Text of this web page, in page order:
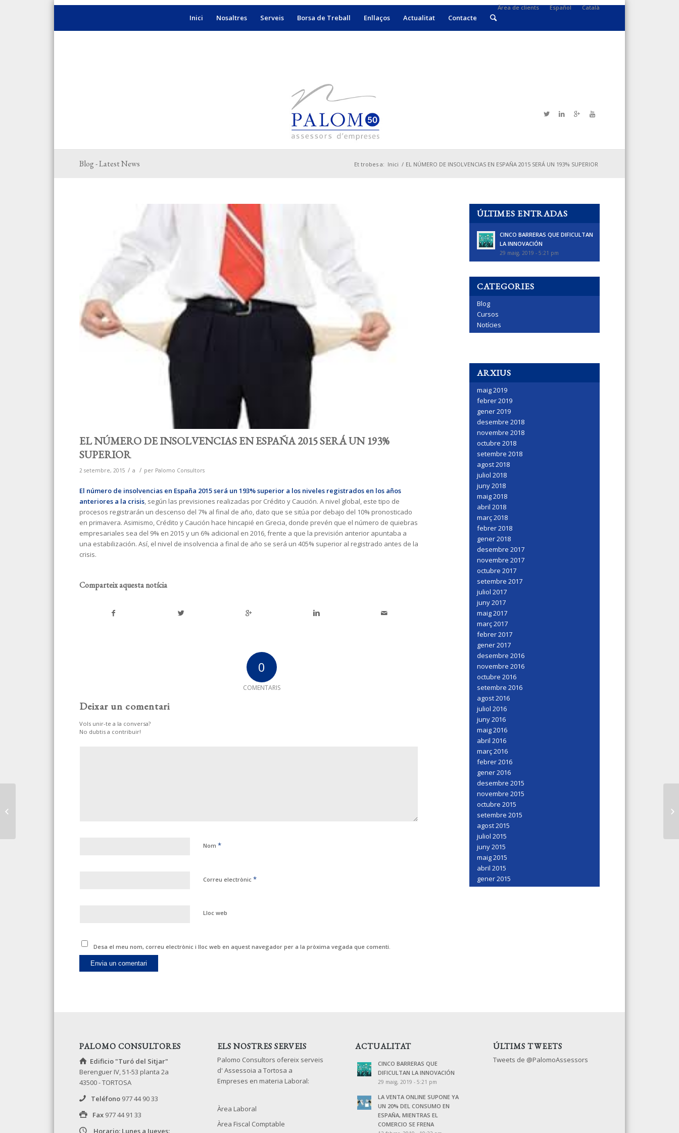
Àrea de clients Español Català
Inici Nosaltres Serveis Borsa de Treball Enllaços Actualitat Contacte
Blog - Latest News Et trobes a: Inici / EL NÚMERO DE INSOLVENCIAS EN ESPAÑA 2015 SERÁ UN 193% SUPERIOR
EL NÚMERO DE INSOLVENCIAS EN ESPAÑA 2015 SERÁ UN 193%
SUPERIOR
2 setembre, 2015 / a / per Palomo Consultors
El número de insolvencias en España 2015será un 193% superior a los niveles registrados en los años
anteriores a la crisis , según las previsiones realizadas por Crédito y Caución. A nivel global, este tipo de
procesos registrarán un descenso del 7% al final de año, dato que se sitúa por debajo del 10% pronosticado
en primavera. Asimismo, Crédito y Caución hace hincapié en Grecia, donde prevén que el número de quiebras
empresariales sea del 9% en 2015 y un 6% adicional en 2016, frente a que la previsión anterior apuntaba a
una estabilización. Así, el nivel de insolvencia a final de año se será un 405% superior al registrado antes de la
crisis.
Comparteix aquesta notícia
0
COMENTARIS
Deixar un comentari
Vols unir-te a la conversa?
No dubtis a contribuir!
Nom *
Correu electrònic *
Lloc web
Desa el meu nom, correu electrònic i lloc web en aquest navegador per a la pròxima vegada que comenti.
ÚLTIMES ENTRADAS
CINCO BARRERAS QUE DIFICULTAN
LA INNOVACIÓN
29 maig, 2019 - 5:21 pm
CATEGORIES
Blog
Cursos
Notícies
ARXIUS
maig 2019
febrer 2019
gener 2019
desembre 2018
novembre 2018
octubre 2018
setembre 2018
agost 2018
juliol 2018
juny 2018
maig 2018
abril 2018
març 2018
febrer 2018
gener 2018
desembre 2017
novembre 2017
octubre 2017
setembre 2017
juliol 2017
juny 2017
maig 2017
març 2017
febrer 2017
gener 2017
desembre 2016
novembre 2016
octubre 2016
setembre 2016
agost 2016
juliol 2016
juny 2016
maig 2016
abril 2016
març 2016
febrer 2016
gener 2016
desembre 2015
novembre 2015
octubre 2015
setembre 2015
agost 2015
juliol 2015
juny 2015
maig 2015
abril 2015
gener 2015
PALOMO CONSULTORES
Edificio "Turó del Sitjar"
Berenguer IV, 51-53 planta 2a
43500 - TORTOSA
Teléfono977 44 90 33
Fax977 44 91 33
ELS NOSTRES SERVEIS
Palomo Consultors ofereix serveis
d' Assessoia a Tortosa a
Empreses en materia Laboral:
Àrea Laboral
Àrea Fiscal Comptable
ACTUALITAT
CINCO BARRERAS QUE
DIFICULTAN LA INNOVACIÓN
29 maig, 2019 - 5:21 pm
LA VENTA ONLINE SUPONE YA
UN 20% DEL CONSUMO EN
ESPAÑA, MIENTRAS EL
COMERCIO SE FRENA
ÚLTIMS TWEETS
Tweets de @PalomoAssessors